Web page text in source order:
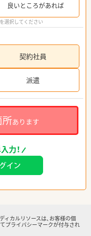
良いところがあれば
選択してください
契約社員
派遣
あります
力！
ィカルリソースは、お客様の個
プライバシーマークが付与され